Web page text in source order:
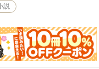
しかないだろう。
説